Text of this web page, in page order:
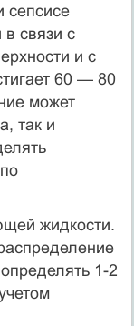
сепсисе
в связи с
и с
60 — 80
может
так и
жидкости.
1-2